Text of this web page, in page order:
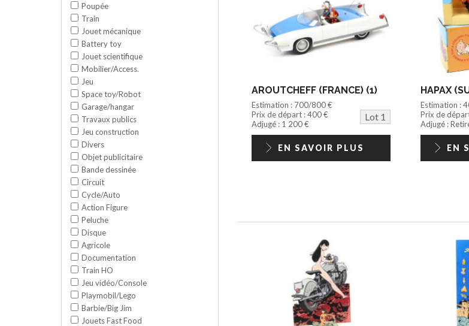
Poupée
Train
Jouet mécanique
Battery toy
Jouet scientifique
Mobilier/Access.
Jeu
Space toy/Robot
Garage/hangar
Travaux publics
Jeu construction
Divers
Objet publicitaire
Bande dessinée
Circuit
Cycle/Auto
Action Figure
Peluche
Disque
Agricole
Documentation
Train HO
Jeu vidéo/Console
Playmobil/Lego
Barbie/Big Jim
Jouets Fast Food
AROUTCHEFF (FRANCE) (1)
Estimation : 700/800 €
Prix de départ : 400 €
Lot 1
Adjugé : 1 200 €
EN SAVOIR PLUS
HAPAX
Estimation :
Prix de
Adjugé :
EN